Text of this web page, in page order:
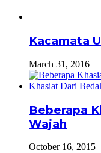
Kacamata
March 31, 2016
Beberapa
Wajah
October 16, 2015